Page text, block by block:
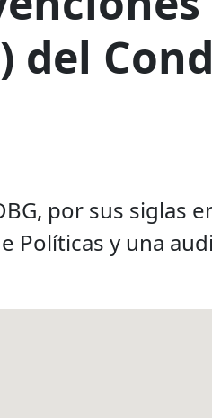
del
por sus siglas
Políticas y una